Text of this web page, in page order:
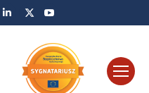
Linkedin
Twitter